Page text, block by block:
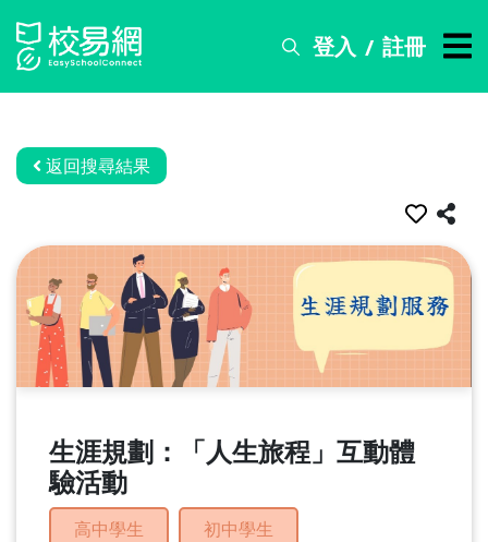
登入 / 註冊
搜
務
資
關
我
返回搜尋結果
生涯規劃：「人生旅程」互動體
驗活動
高中學生 初中學生